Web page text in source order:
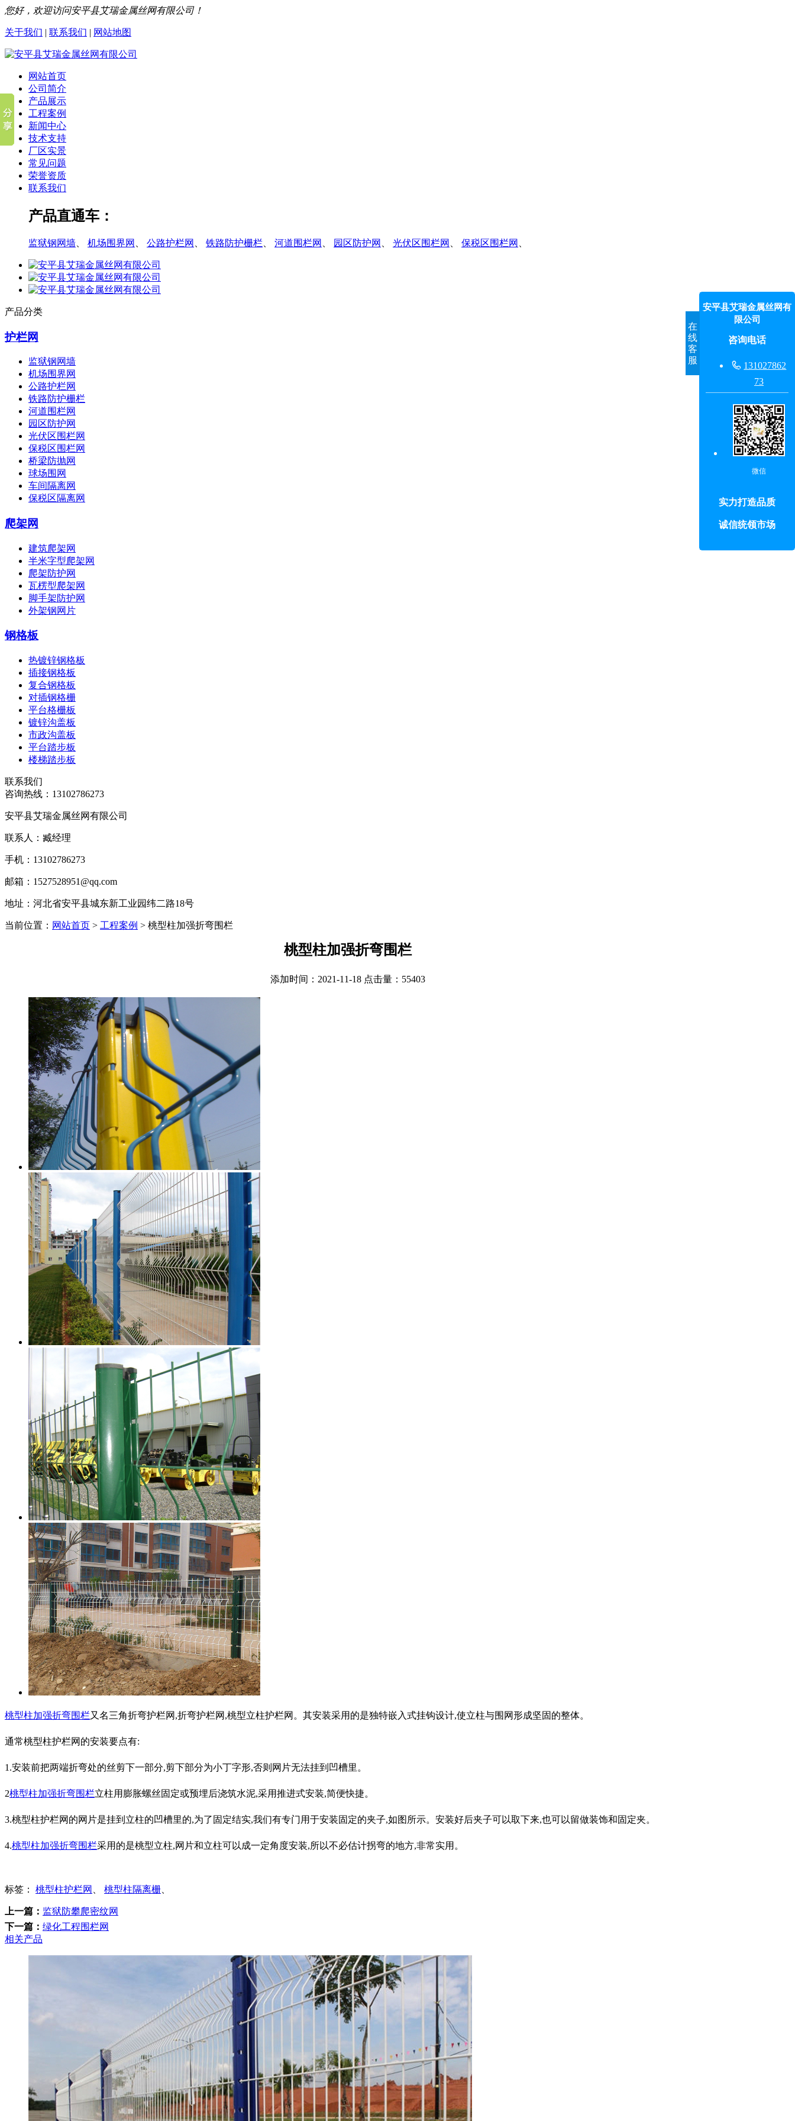
您好，欢迎访问安平县艾瑞金属丝网有限公司！
关于我们 | 联系我们 | 网站地图
网站首页
公司简介
产品展示
工程案例
新闻中心
技术支持
厂区实景
常见问题
荣誉资质
联系我们
产品直通车：
监狱钢网墙 机场围界网 公路护栏网 铁路防护栅栏 河道围栏网 园区防护网 光伏区围栏网 保税区围栏网
产品分类
护栏网
监狱钢网墙
机场围界网
公路护栏网
铁路防护栅栏
河道围栏网
园区防护网
光伏区围栏网
保税区围栏网
桥梁防抛网
球场围网
车间隔离网
保税区隔离网
爬架网
建筑爬架网
半米字型爬架网
爬架防护网
瓦楞型爬架网
脚手架防护网
外架钢网片
钢格板
热镀锌钢格板
插接钢格板
复合钢格板
对插钢格栅
平台格栅板
镀锌沟盖板
市政沟盖板
平台踏步板
楼梯踏步板
联系我们
咨询热线： 13102786273
安平县艾瑞金属丝网有限公司
联系人：臧经理
手机：13102786273
邮箱：1527528951@qq.com
地址：河北省安平县城东新工业园纬二路18号
当前位置： 网站首页 > 工程案例 > 桃型柱加强折弯围栏
桃型柱加强折弯围栏
添加时间：2021-11-18 点击量： 55403
桃型柱加强折弯围栏又名三角折弯护栏网,折弯护栏网,桃型立柱护栏网。其安装采用的是独特嵌入式挂钩设计,使立柱与围网形成坚固的整体。
通常桃型柱护栏网的安装要点有:
1.安装前把两端折弯处的丝剪下一部分,剪下部分为小丁字形,否则网片无法挂到凹槽里。
2桃型柱加强折弯围栏立柱用膨胀螺丝固定或预埋后浇筑水泥,采用推进式安装,简便快捷。
3.桃型柱护栏网的网片是挂到立柱的凹槽里的,为了固定结实,我们有专门用于安装固定的夹子,如图所示。安装好后夹子可以取下来,也可以留做装饰和固定夹。
4.桃型柱加强折弯围栏采用的是桃型立柱,网片和立柱可以成一定角度安装,所以不必估计拐弯的地方,非常实用。
标签： 桃型柱护栏网 桃型柱隔离栅
上一篇： 监狱防攀爬密纹网
下一篇： 绿化工程围栏网
相关产品
在
线
客
服
安平县艾瑞金属丝网有
限公司
咨询电话
 131027862
73
微信
实力打造品质
诚信统领市场